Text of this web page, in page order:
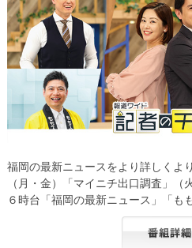
福岡の最新ニュースをより詳しく
（月・金）「マイニチ出口調査」
６時台「福岡の最新ニュース」「も